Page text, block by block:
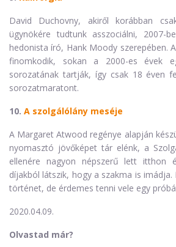
David Duchovny, akiről korábban
ügynökére tudtunk asszociálni,
hedonista író, Hank Moody szerepében.
finomkodik, sokan a 2000-es évek
sorozatának tartják, így csak 18 éven
sorozatmaratont.
10. A szolgálólány meséje
A Margaret Atwood regénye alapján
nyomasztó jövőképet tár elénk, a
ellenére nagyon népszerű lett itthon
díjakból látszik, hogy a szakma is
történet, de érdemes tenni vele egy
2020.04.09.
Olvastad már?